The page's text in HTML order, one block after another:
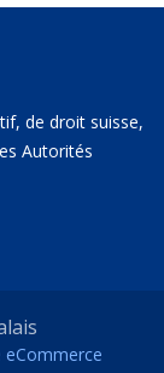
de droit suisse,
Autorités
eCommerce